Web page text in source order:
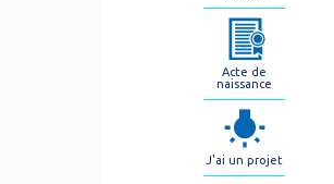
Acte de
naissance
J'ai un projet